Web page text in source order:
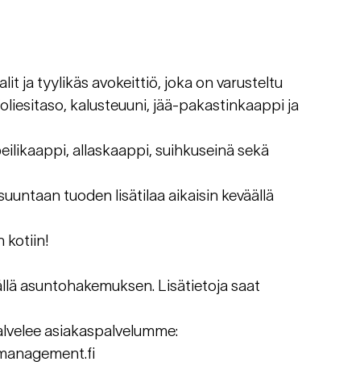
ja tyylikäs avokeittiö, joka on varusteltu
kalusteuuni, jää-pakastinkaappi ja
allaskaappi, suihkuseinä sekä
tuoden lisätilaa aikaisin keväällä
kotiin!
asuntohakemuksen. Lisätietoja saat
asiakaspalvelumme: